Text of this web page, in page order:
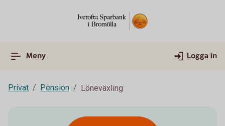
Meny Logga in
Privat Pension Löneväxling